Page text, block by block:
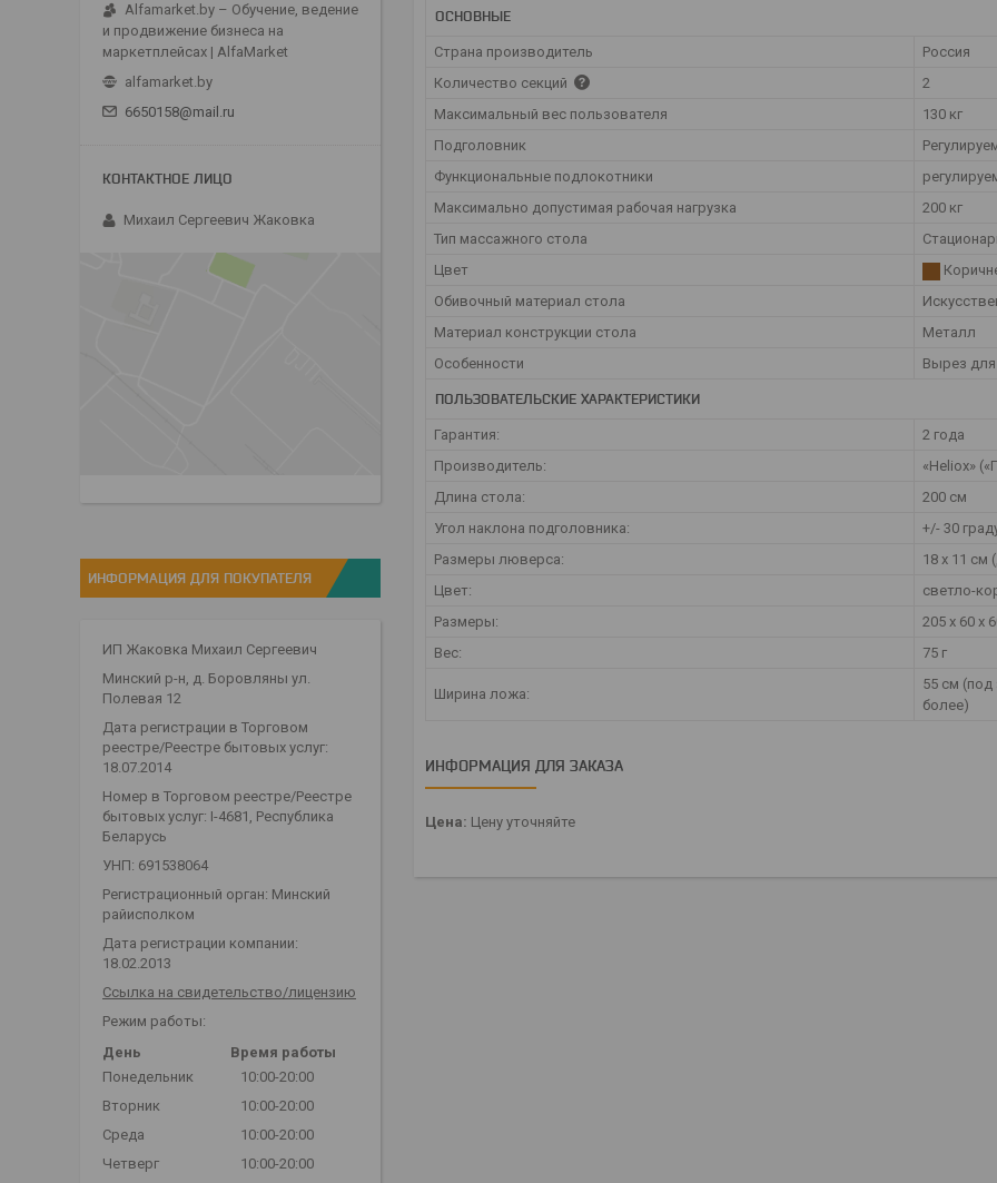
ОСНОВНЫЕ
Страна производитель
Россия
Количество секций
2
Максимальный вес пользователя
130 кг
Подголовник
Функциональные подлокотники
Максимально допустимая рабочая нагрузка
200 кг
Тип массажного стола
Цвет
Обивочный материал стола
Материал конструкции стола
Металл
Особенности
Вырез для
ПОЛЬЗОВАТЕЛЬСКИЕ ХАРАКТЕРИСТИКИ
Гарантия:
2 года
Производитель:
«Heliox»
Длина стола:
200 см
Угол наклона подголовника:
+/- 30
Размеры люверса:
18 х 11 см
Цвет:
светло-
Размеры:
205 х 60 х
Вес:
75 г
Ширина ложа:
55 см
более)
ИНФОРМАЦИЯ ДЛЯ ЗАКАЗА
Цена: Цену уточняйте
Alfamarket.by – Обучение, ведение
и продвижение бизнеса на
маркетплейсах | AlfaMarket
alfamarket.by
6650158@mail.ru
Михаил Сергеевич Жаковка
ИНФОРМАЦИЯ ДЛЯ ПОКУПАТЕЛЯ
ИП Жаковка Михаил Сергеевич
Минский р-н, д. Боровляны ул.
Полевая 12
Дата регистрации в Торговом
реестре/Реестре бытовых услуг:
18.07.2014
Номер в Торговом реестре/Реестре
бытовых услуг: I-4681, Республика
Беларусь
УНП: 691538064
Регистрационный орган: Минский
райисполком
Дата регистрации компании:
18.02.2013
Ссылка на свидетельство/лицензию
Режим работы:
День
Время работы
Понедельник
10:00-20:00
Вторник
10:00-20:00
Среда
10:00-20:00
Четверг
10:00-20:00